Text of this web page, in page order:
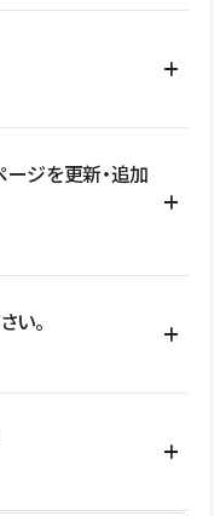
れるわけではないた
計、URL・リダイレク
部門での運用、権限管
携など、個別の要件が
利用数の上限、権限
詳しくは料金プランペ
ジを更新・追加
範囲を設計しておく
きます。 さらにコン
を進めやすくなりま
い。
利用できるよう、通信
性対策など、複数の観